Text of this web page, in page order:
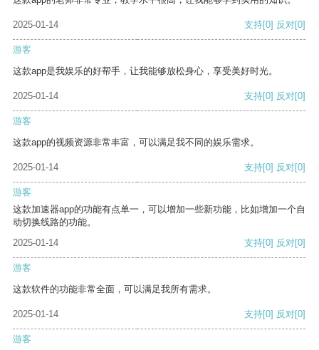
2025-01-14 支持[0] 反对[0]
游客
这款app是我娱乐的好帮手，让我能够放松身心，享受美好时光。
2025-01-14 支持[0] 反对[0]
游客
这款app的视频资源非常丰富，可以满足我不同的娱乐需求。
2025-01-14 支持[0] 反对[0]
游客
这款加速器app的功能有点单一，可以增加一些新功能，比如增加一个自
动切换线路的功能。
2025-01-14
支持[0] 反对[0]
游客
这款软件的功能非常全面，可以满足我所有需求。
2025-01-14 支持[0] 反对[0]
游客